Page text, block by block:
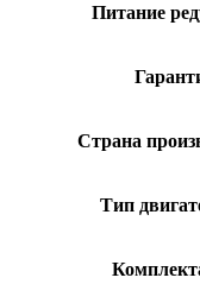
Питание
Страна
Тип